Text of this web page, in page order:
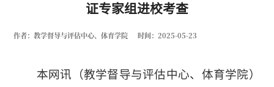
证专家组进校考查
作者：教学督导与评估中心、体育学院 时间：2025-05-23
本网讯 （教学督导与评估中心、体育学院）